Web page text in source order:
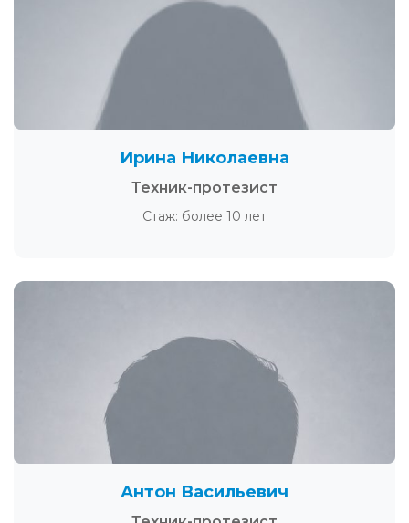
Ирина Николаевна
Техник-протезист
Стаж: более 10 лет
Антон Васильевич